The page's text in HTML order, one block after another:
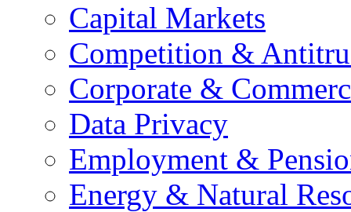
Capital Markets
Competition &
Corporate &
Data Privacy
Employment &
Energy & Natural